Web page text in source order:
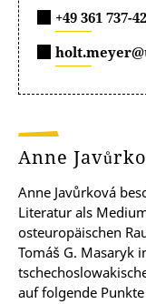
+49 361 737-
Anne
Anne Javůrková
Literatur als
osteuropäischen
Tomáš G. Masaryk
auf folgende